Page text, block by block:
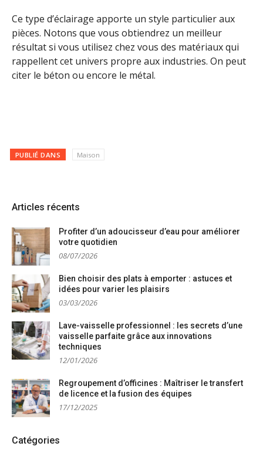
Ce type d’éclairage apporte un style particulier aux
pièces. Notons que vous obtiendrez un meilleur
résultat si vous utilisez chez vous des matériaux qui
rappellent cet univers propre aux industries. On peut
citer le béton ou encore le métal.
PUBLIÉ DANS Maison
Articles récents
Profiter d’un adoucisseur d’eau pour améliorer
votre quotidien
08/07/2026
Bien choisir des plats à emporter : astuces et
idées pour varier les plaisirs
03/03/2026
Lave-vaisselle professionnel : les secrets d’une
vaisselle parfaite grâce aux innovations
techniques
12/01/2026
Regroupement d’officines : Maîtriser le transfert
de licence et la fusion des équipes
17/12/2025
Catégories